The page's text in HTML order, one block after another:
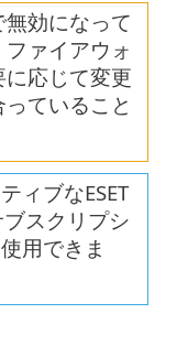
効になって
ァイアウォ
応じて変更
ていること
ィブなESET
ブスクリプシ
用できま